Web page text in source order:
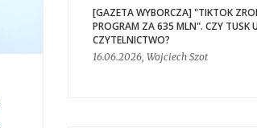
[GAZETA WYBORCZA] "TIKTOK
PROGRAM ZA 635 MLN". CZY TUSK
CZYTELNICTWO?
16.06.2026, Wojciech Szot